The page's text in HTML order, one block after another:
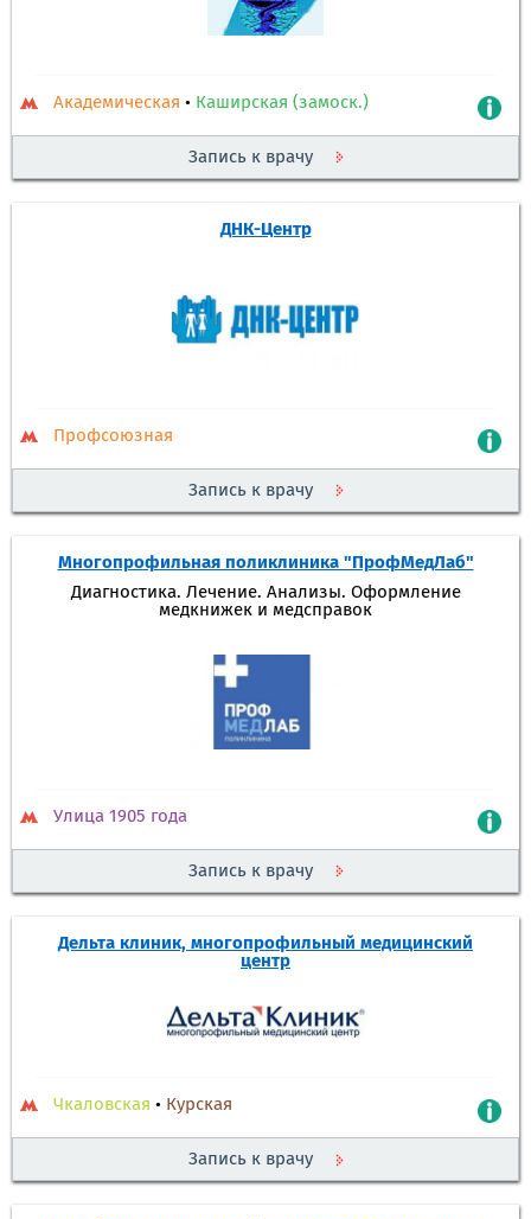
Академическая • Каширская (замоск.)
Запись к врачу
ДНК-Центр
Профсоюзная
Запись к врачу
Многопрофильная поликлиника "ПрофМедЛаб"
Диагностика. Лечение. Анализы. Оформление
медкнижек и медсправок
Улица 1905 года
Запись к врачу
Дельта клиник, многопрофильный медицинский
центр
Чкаловская • Курская
Запись к врачу